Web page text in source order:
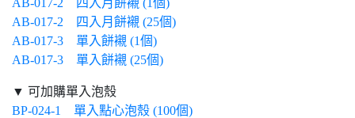
AB-017-2 四入月餅襯 (1個)
AB-017-2 四入月餅襯 (25個)
AB-017-3 單入餅襯 (1個)
AB-017-3 單入餅襯 (25個)
▼ 可加購單入泡殼
BP-024-1 單入點心泡殼 (100個)